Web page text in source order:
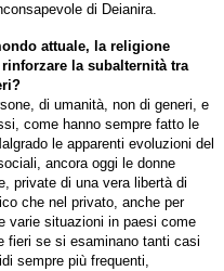
di Deianira.
attuale, la religione
la subalternità tra
di umanità, non di generi, e
come hanno sempre fatto le
le apparenti evoluzioni del
ancora oggi le donne
private di una vera libertà di
che nel privato, anche per
varie situazioni in paesi come
fieri se si esaminano tanti casi
sempre più frequenti,